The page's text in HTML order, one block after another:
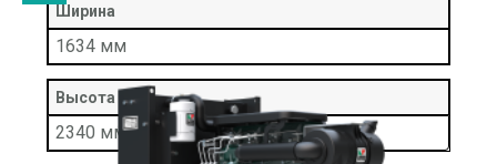
Ширина
1634 мм
Высота
2340 мм